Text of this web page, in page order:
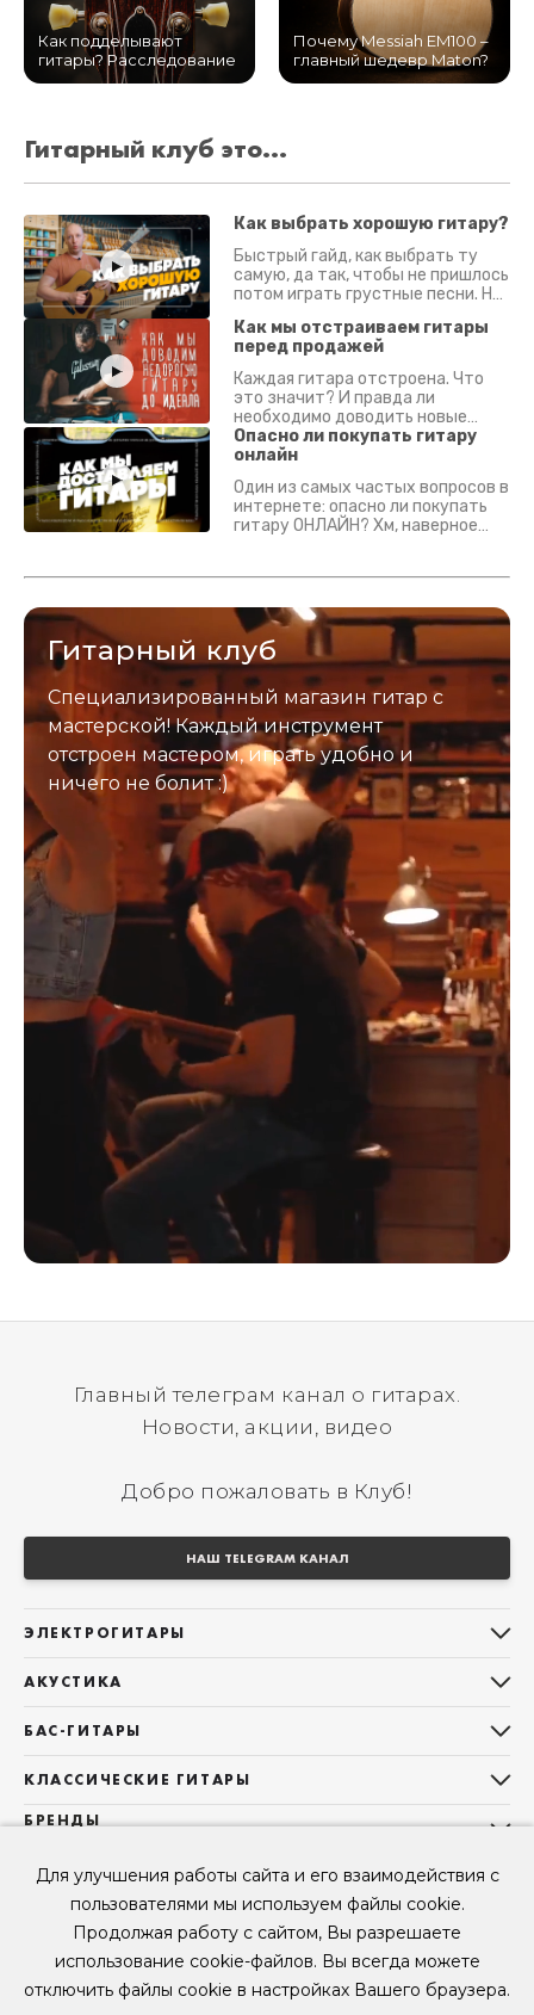
Для улучшения работы сайта и его взаимодействия с
пользователями мы используем файлы cookie.
Продолжая работу с сайтом, Вы разрешаете
использование cookie-файлов. Вы всегда можете
отключить файлы cookie в настройках Вашего браузера.
Как подделывают
гитары? Расследование
Почему Messiah EM100 –
главный шедевр Maton?
Гитарный клуб это...
Как выбрать хорошую гитару?
Быстрый гайд, как выбрать ту
самую, да так, чтобы не пришлось
потом играть грустные песни. На
Как мы отстраиваем гитары
перед продажей
Каждая гитара отстроена. Что
это значит? И правда ли
необходимо доводить новые
гитары? Если кратко - да.
Подробно - в видео :)
Опасно ли покупать гитару
онлайн
Один из самых частых вопросов в
интернете: опасно ли покупать
гитару ОНЛАЙН? Хм, наверное
застрахован. Случись что -
Гитарный клуб
Специализированный магазин гитар с
мастерской! Каждый инструмент
отстроен мастером, играть удобно и
ничего не болит :)
Главный телеграм канал о гитарах.
Новости, акции, видео
Добро пожаловать в Клуб!
НАШ TELEGRAM КАНАЛ
ЭЛЕКТРОГИТАРЫ
Telecaster
Les Paul
Superstrat
АКУСТИКА
Фолки (ОМ, 000, 00)
Гранд Аудиториум
Б/У, уцененные гитары
БАС-ГИТАРЫ
Precision Bass
Б/У, уцененные гитары
КЛАССИЧЕСКИЕ ГИТАРЫ
Все классические гитары
Б/У, уцененные гитары
БРЕНДЫ
Sigma Guitars
Enya Guitars
Fender
Gibson
Контакты
Мы в Telegram
Мы в ВК
Мы в YouTube